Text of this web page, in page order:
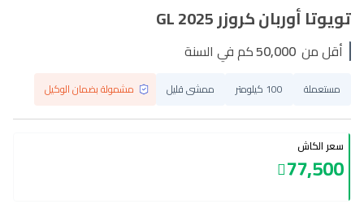
تويوتا أوربان كروزر GL 2025
أقل من 50,000كم في السنة
مستعملة 100 كيلومتر ممشى قليل مشمولة بضمان الوكيل
سعر الكاش
77,500